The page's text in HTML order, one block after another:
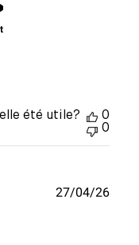
été utile?
0
0
Date
27/04/26